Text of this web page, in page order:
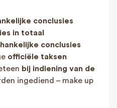
conclusies
in totaal
conclusies
officiële taksen
bij indiening van de
ingediend – make up